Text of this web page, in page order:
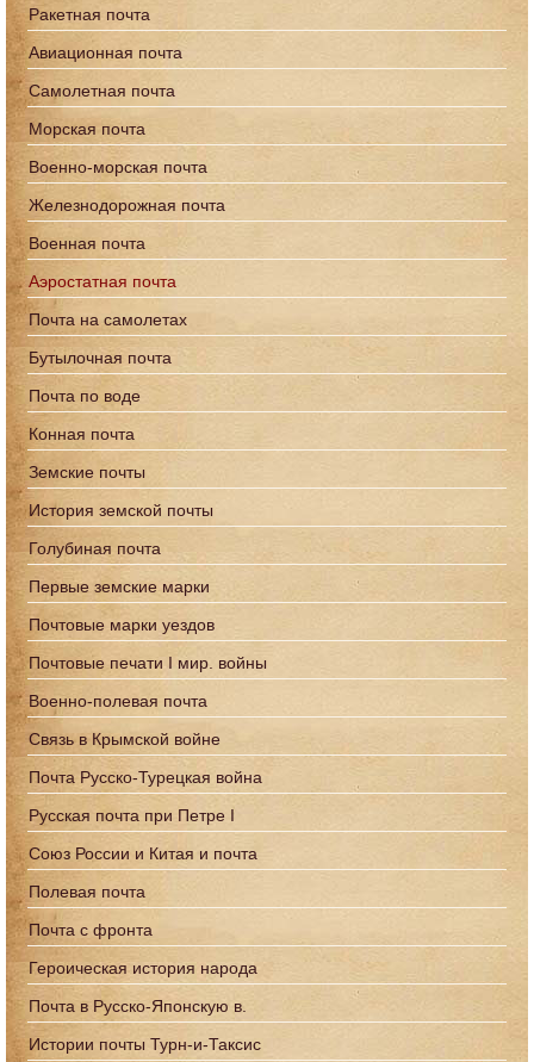
Ракетная почта
Авиационная почта
Самолетная почта
Морская почта
Военно-морская почта
Железнодорожная почта
Военная почта
Аэростатная почта
Почта на самолетах
Бутылочная почта
Почта по воде
Конная почта
Земские почты
История земской почты
Голубиная почта
Первые земские марки
Почтовые марки уездов
Почтовые печати I мир. войны
Военно-полевая почта
Связь в Крымской войне
Почта Русско-Турецкая война
Русская почта при Петре I
Союз России и Китая и почта
Полевая почта
Почта с фронта
Героическая история народа
Почта в Русско-Японскую в.
Истории почты Турн-и-Таксис